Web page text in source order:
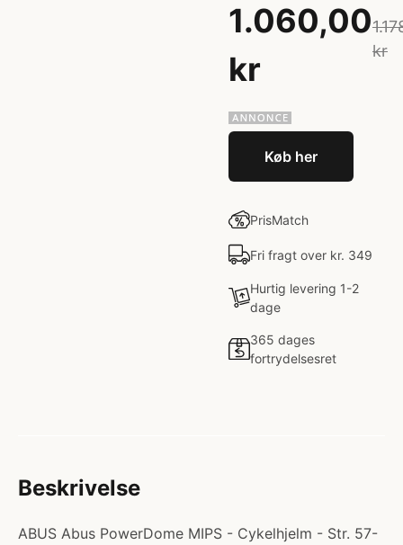
1.060,00
kr
kr
Køb her
PrisMatch
Fri fragt over kr. 349
Hurtig levering 1-2
dage
365 dages
fortrydelsesret
Beskrivelse
ABUS Abus PowerDome MIPS - Cykelhjelm - Str. 57-